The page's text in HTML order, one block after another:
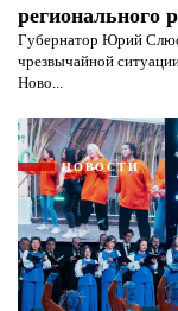
регионального
Губернатор Юрий
чрезвычайной
Ново...
НОВОСТИ
Я согласен с
защиты
Я согласен с
защиты